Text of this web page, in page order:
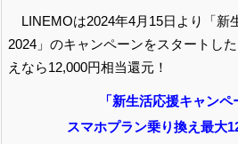
LINEMOは2024年4月15日より「新
2024」のキャンペーンをスタートし
えなら12,000円相当還元！
「新生活応援キャンペ
スマホプラン乗り換え最大